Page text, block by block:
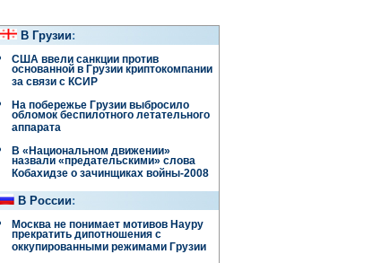
В Грузии:
США ввели санкции против
основанной в Грузии криптокомпании
за связи с КСИР
На побережье Грузии выбросило
обломок беспилотного летательного
аппарата
В «Национальном движении»
назвали «предательскими» слова
Кобахидзе о зачинщиках войны-2008
В России:
Москва не понимает мотивов Науру
прекратить дипотношения с
оккупированными режимами Грузии